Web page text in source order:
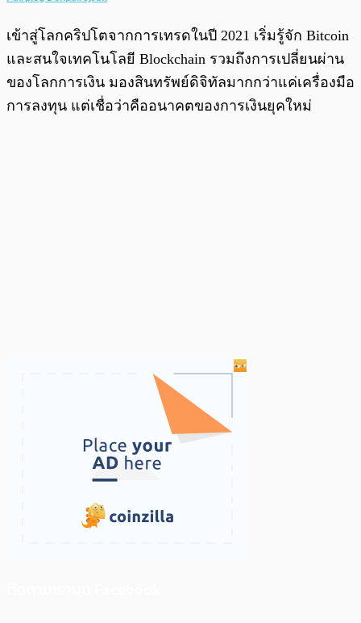
เข้าสู่โลกคริปโตจากการเทรดในปี 2021 เริ่มรู้จัก Bitcoin
และสนใจเทคโนโลยี Blockchain รวมถึงการเปลี่ยนผ่าน
ของโลกการเงิน มองสินทรัพย์ดิจิทัลมากกว่าแค่เครื่องมือ
การลงทุน แต่เชื่อว่าคืออนาคตของการเงินยุคใหม่